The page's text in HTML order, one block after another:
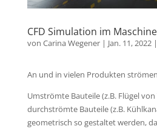
CFD Simulation im
von Carina Wegener| Jan. 11, 2022|
An und in vielen Produkten
Umströmte Bauteile (z.B. Flügel
durchströmte Bauteile (z.B.
geometrisch so gestaltet werden,